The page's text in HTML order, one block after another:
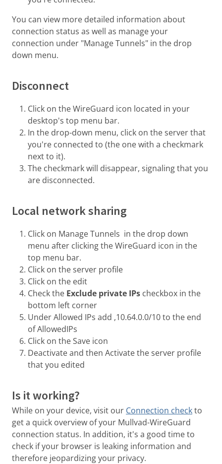
You can view more detailed information about
connection status as well as manage your
connection under "Manage Tunnels" in the drop
down menu.
Disconnect
Click on the WireGuard icon located in your
desktop's top menu bar.
In the drop-down menu, click on the server that
you're connected to (the one with a checkmark
next to it).
The checkmark will disappear, signaling that you
are disconnected.
Local network sharing
Click on Manage Tunnels in the drop down
menu after clicking the WireGuard icon in the
top menu bar.
Click on the server profile
Click on the edit
Check the Exclude private IPs checkbox in the
bottom left corner
Under Allowed IPs add ,10.64.0.0/10 to the end
of AllowedIPs
Click on the Save icon
Deactivate and then Activate the server profile
that you edited
Is it working?
While on your device, visit our Connection checkto
get a quick overview of your Mullvad-WireGuard
connection status. In addition, it's a good time to
check if your browser is leaking information and
therefore jeopardizing your privacy.